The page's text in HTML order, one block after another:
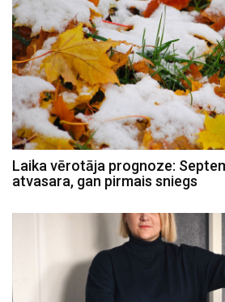
Laika vērotāja prognoze:
atvasara, gan pirmais sniegs